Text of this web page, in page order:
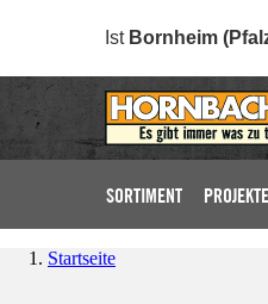
Ist Bornheim
SORTIMENT PROJEKTE
Startseite